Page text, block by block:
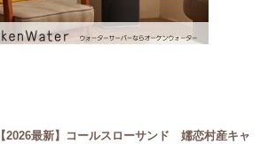
【2026最新】コールスローサンド 嬬恋村産キャ